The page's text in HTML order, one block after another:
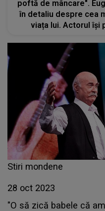
poftă de mâncare".
în detaliu despre cea
viața lui. Actorul își
Stiri mondene
28 oct 2023
"O să zică babele că